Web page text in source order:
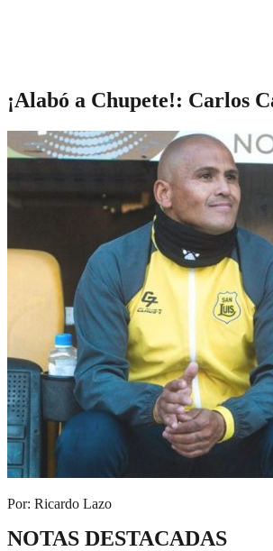
¡Alabó a Chupete!: Carlos
Por: Ricardo Lazo
NOTAS DESTACADAS